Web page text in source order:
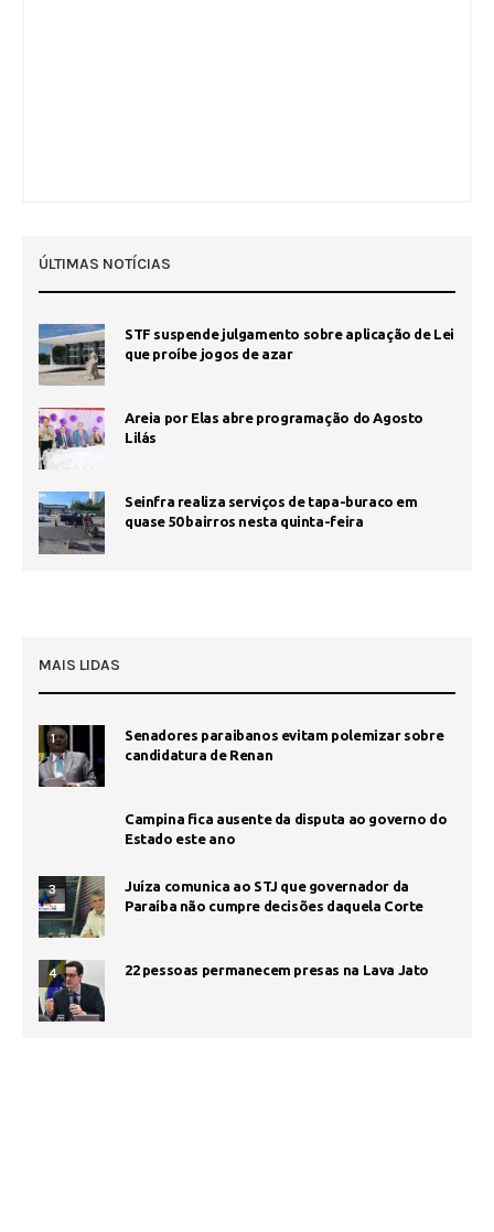
ÚLTIMAS NOTÍCIAS
STF suspende julgamento sobre aplicação de Lei
que proíbe jogos de azar
Areia por Elas abre programação do Agosto
Lilás
Seinfra realiza serviços de tapa-buraco em
quase 50 bairros nesta quinta-feira
MAIS LIDAS
1
Senadores paraibanos evitam polemizar sobre
candidatura de Renan
Campina fica ausente da disputa ao governo do
Estado este ano
3
Juíza comunica ao STJ que governador da
Paraíba não cumpre decisões daquela Corte
4 22 pessoas permanecem presas na Lava Jato